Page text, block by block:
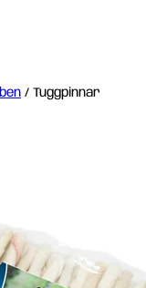
/ Tuggpinnar